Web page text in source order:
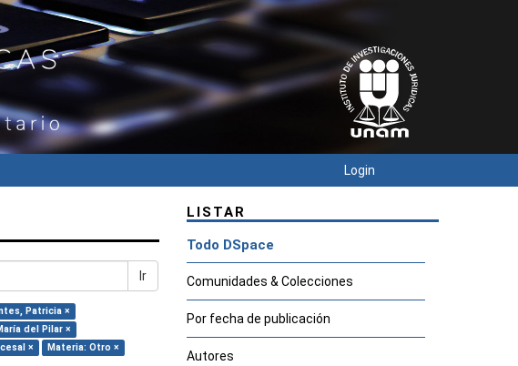
Login
Ir
Patricia ×
del Pilar ×
×
Materia: Otro ×
LISTAR
Todo DSpace
Comunidades & Colecciones
Por fecha de publicación
Autores